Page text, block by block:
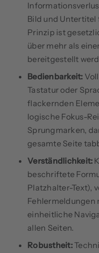
Bild und Untertitel
Prinzip ist
über mehr als
bereitgestellt
Bedienbarkeit:
Tastatur oder
flackernden
logische Fokus-
Sprungmarken,
gesamte Seite
Verständlichkeit:
beschriftete
Platzhalter-Text),
Fehlermeldungen
einheitliche
allen Seiten.
Robustheit: